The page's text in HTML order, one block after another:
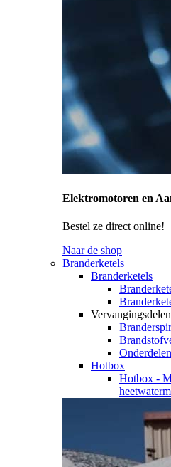
Elektromotoren en
Bestel ze direct online!
Naar de shop
Branderketels
Branderketels
Hotbox
Hotbox -